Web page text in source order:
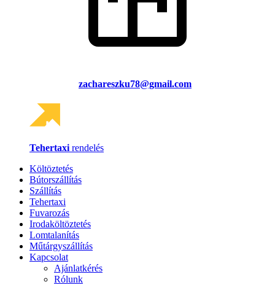
zachareszku78@gmail.com
Tehertaxi rendelés
Költöztetés
Bútorszállítás
Szállítás
Tehertaxi
Fuvarozás
Irodaköltöztetés
Lomtalanítás
Műtárgyszállítás
Kapcsolat
Ajánlatkérés
Rólunk